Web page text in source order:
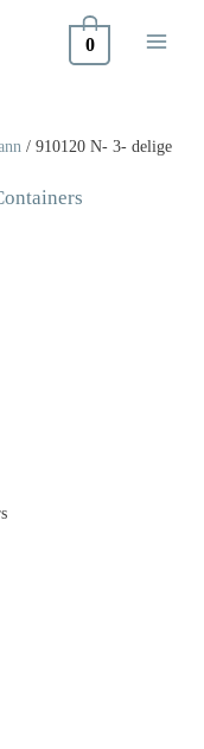
0
/ 910120 N- 3- delige